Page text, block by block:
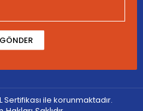
GÖNDER
Sertifikası ile korunmaktadır.